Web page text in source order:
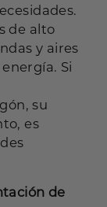
de alto
y aires
Si
su
es
de